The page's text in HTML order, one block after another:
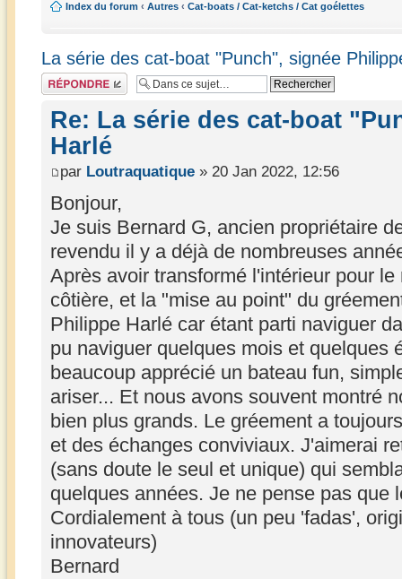
Index du forum ‹ Autres ‹ Cat-boats / Cat-ketchs / Cat goélettes
La série des cat-boat "Punch", signée
Répondre
Re: La série des cat-boat
Harlé
par Loutraquatique » 20 Jan 2022, 12:56
Bonjour,
Je suis Bernard G, ancien propriétaire
revendu il y a déjà de nombreuses
Après avoir transformé l'intérieur pour
côtière, et la "mise au point" du
Philippe Harlé car étant parti naviguer
pu naviguer quelques mois et quelques
beaucoup apprécié un bateau fun,
ariser... Et nous avons souvent montré
bien plus grands. Le gréement a
et des échanges conviviaux. J'aimerai
(sans doute le seul et unique) qui
quelques années. Je ne pense pas que
Cordialement à tous (un peu 'fadas',
innovateurs)
Bernard